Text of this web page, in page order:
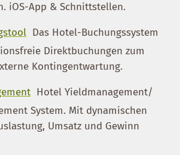
iOS-App & Schnittstellen.
Das Hotel-Buchungssystem
Direktbuchungen zum
Kontingentwartung.
Hotel Yieldmanagement/
System. Mit dynamischen
Umsatz und Gewinn